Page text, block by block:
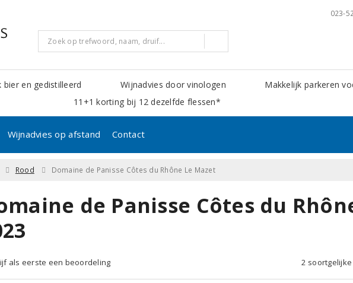
023-
bier en gedistilleerd Wijnadvies door vinologen
Makkelijk parkeren
11+1 korting bij 12 dezelfde flessen*
Wijnadvies op afstand Contact
Rood Domaine de Panisse Côtes du Rhône Le Mazet
de Panisse Côtes du
als eerste een beoordeling 2